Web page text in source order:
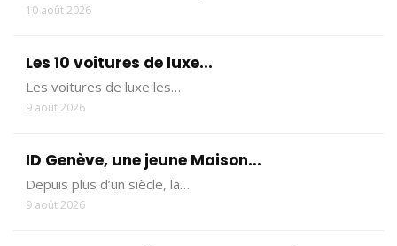
10 août 2026
Les 10 voitures de luxe...
Les voitures de luxe les…
9 août 2026
ID Genève, une jeune Maison...
Depuis plus d’un siècle, la…
9 août 2026